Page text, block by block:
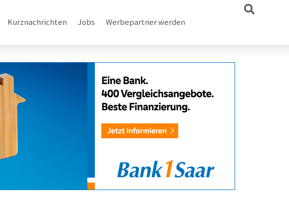
Kurznachrichten Jobs Werbepartner werden